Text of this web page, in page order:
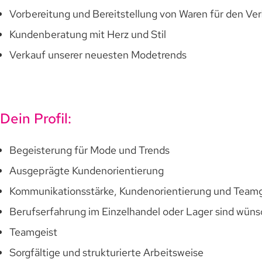
Vorbereitung und Bereitstellung von Waren für den
Kundenberatung mit Herz und Stil
Verkauf unserer neuesten Modetrends
Dein Profil:
Begeisterung für Mode und Trends
Ausgeprägte Kundenorientierung
Kommunikationsstärke, Kundenorientierung und
Berufserfahrung im Einzelhandel oder Lager sind
Teamgeist
Sorgfältige und strukturierte Arbeitsweise